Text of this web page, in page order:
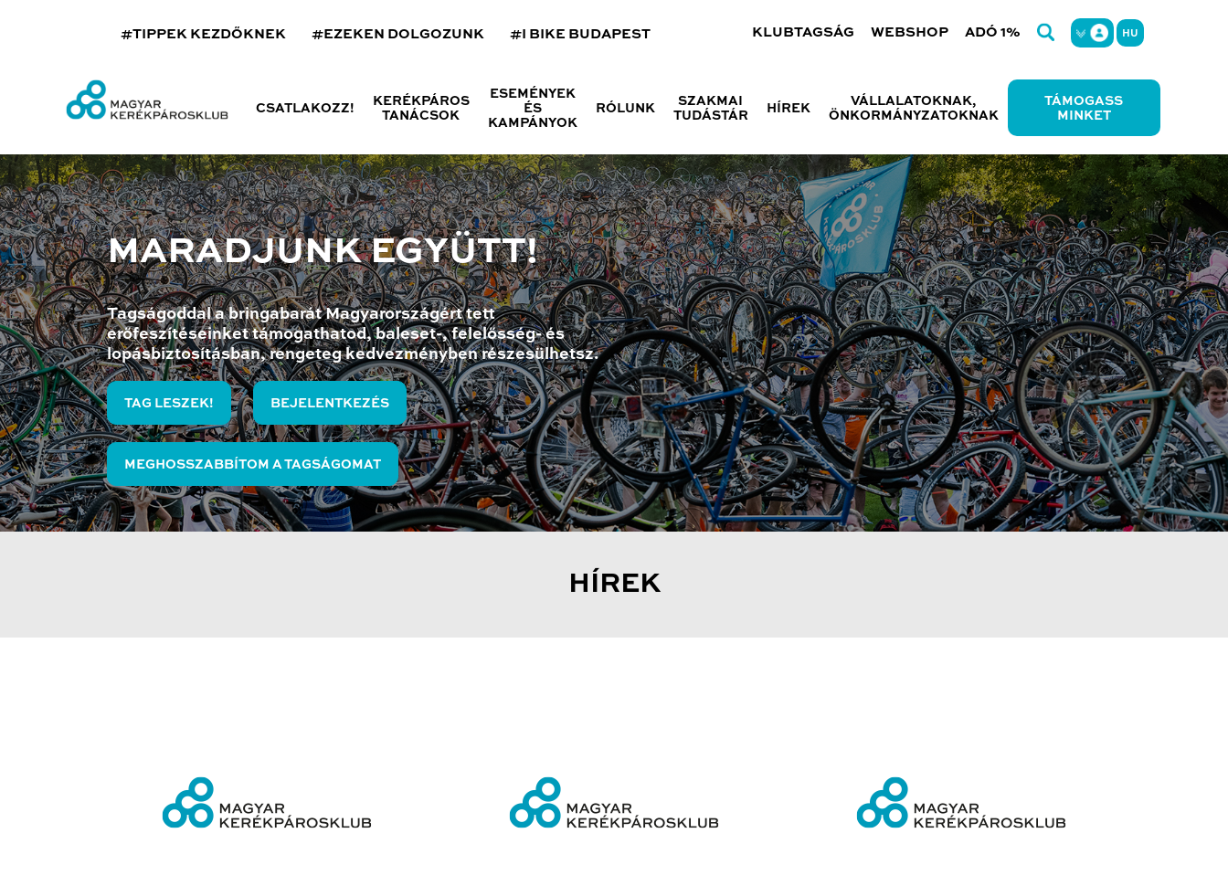
#TIPPEK KEZDŐKNEK #EZEKEN DOLGOZUNK #I BIKE BUDAPEST KLUBTAGSÁG WEBSHOP ADÓ 1% HU
CSATLAKOZZ!
KERÉKPÁROS
TANÁCSOK
ESEMÉNYEK
ÉS
KAMPÁNYOK
RÓLUNK
SZAKMAI
TUDÁSTÁR
HÍREK
VÁLLALATOKNAK,
ÖNKORMÁNYZATOKNAK
TÁMOGASS
MINKET
MARADJUNK EGYÜTT!
Tagságoddal a bringabarát Magyarországért tett
erőfeszítéseinket támogathatod, baleset-, felelősség- és
lopásbiztosításban, rengeteg kedvezményben részesülhetsz.
TAG LESZEK! BEJELENTKEZÉS
MEGHOSSZABBÍTOM A TAGSÁGOMAT
HÍREK